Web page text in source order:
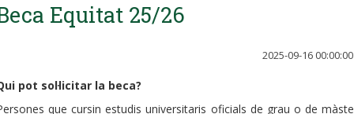
Equitat 25/26
2025-09-16 00:00:00
pot sol·licitar la beca?
que cursin estudis universitaris oficials de grau o de